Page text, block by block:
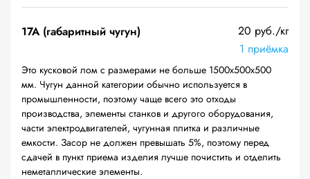
17А (габаритный чугун)
20 руб./кг
1 приёмка
Это кусковой лом с размерами не больше 1500х500х500
мм. Чугун данной категории обычно используется в
промышленности, поэтому чаще всего это отходы
производства, элементы станков и другого оборудования,
части электродвигателей, чугунная плитка и различные
емкости. Засор не должен превышать 5%, поэтому перед
сдачей в пункт приема изделия лучше почистить и отделить
неметаллические элементы.